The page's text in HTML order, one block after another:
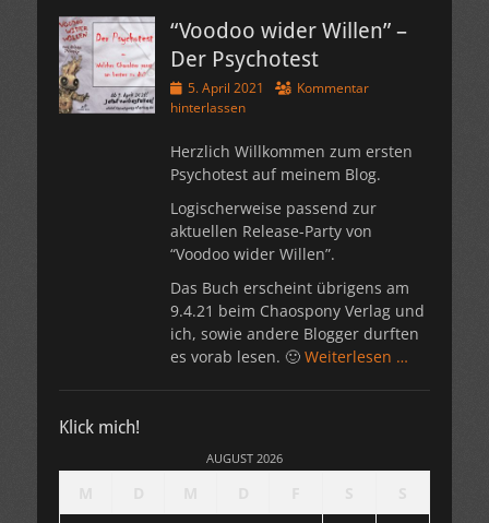
“Voodoo wider Willen” –
Der Psychotest
Veröffentlicht
am
5. April 2021
Kommentar
hinterlassen
Herzlich Willkommen zum ersten
Psychotest auf meinem Blog.
Logischerweise passend zur
aktuellen Release-Party von
“Voodoo wider Willen”.
Das Buch erscheint übrigens am
9.4.21 beim Chaospony Verlag und
ich, sowie andere Blogger durften
es vorab lesen. 🙂 Weiterlesen …
Klick mich!
AUGUST 2026